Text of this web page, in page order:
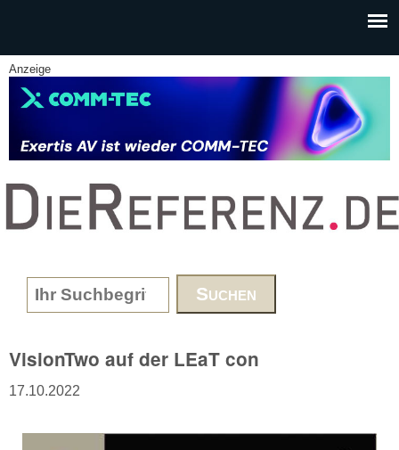
Anzeige
www.DieReferenz.de
Search form
VisionTwo auf der LEaT con
17.10.2022